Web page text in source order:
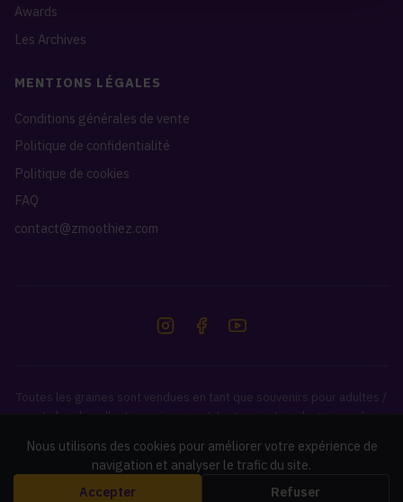
Awards
Les Archives
MENTIONS LÉGALES
Conditions générales de vente
Politique de confidentialité
Politique de cookies
FAQ
contact@zmoothiez.com
Toutes les graines sont vendues en tant que souvenirs pour adultes /
articles de collection uniquement. La germination de graines de
responsabilité de vérifier et de respecter les lois de votre pays.
Nous utilisons des cookies pour améliorer votre expérience de
navigation et analyser le trafic du site.
Accepter
Refuser